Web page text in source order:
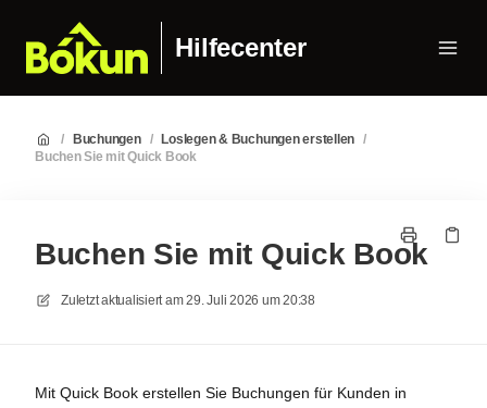
Hilfecenter
/ Buchungen / Loslegen & Buchungen erstellen /
Buchen Sie mit Quick Book
Buchen Sie mit Quick Book
Zuletzt aktualisiert am29. Juli 2026 um 20:38
Mit Quick Book erstellen Sie Buchungen für Kunden in